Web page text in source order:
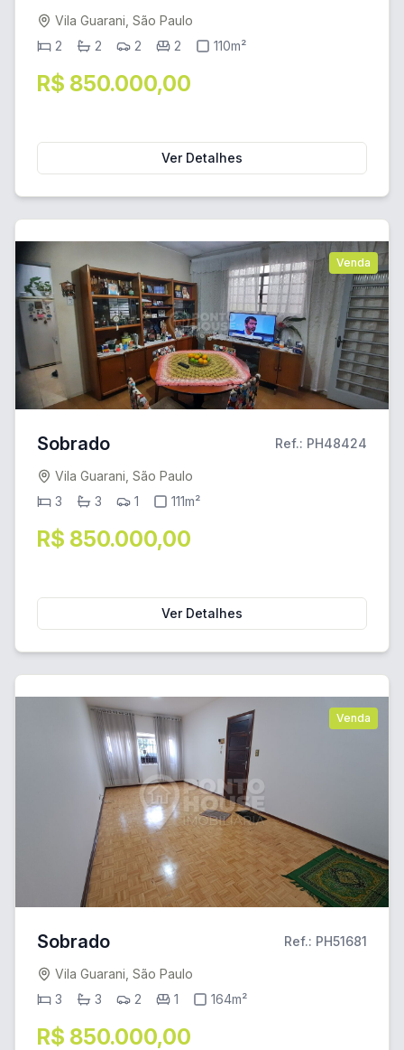
Vila Guarani, São Paulo
2
2 2 2 110m²
R$ 850.000,00
Ver Detalhes
Venda
Sobrado Ref.: PH48424
Vila Guarani, São Paulo
3
3 1 111m²
R$ 850.000,00
Ver Detalhes
Venda
Sobrado Ref.: PH51681
Vila Guarani, São Paulo
3
3 2 1 164m²
R$ 850.000,00